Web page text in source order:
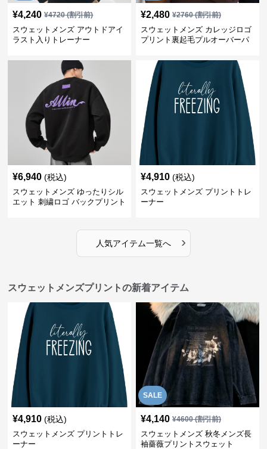
¥4,240 ¥4720(割引前)
スウェットメンズ アウトドアイ
ラスト入りトレーナー
¥2,480 ¥2760(割引前)
スウェットメンズ カレッジロゴ
プリント裏起毛プルオーバーパ
¥6,940 (税込)
スウェットメンズ ゆったりシル
エット 刺繍ロゴ バックプリント
¥4,910 (税込)
スウェットメンズ プリントトレ
ーナー
人気アイテム一覧へ ›
スウェットメンズプリントの新着アイテム
¥4,910 (税込)
スウェットメンズ プリントトレ
ーナー
SALE
¥4,140 ¥4600(割引前)
スウェットメンズ 秋冬メンズ長
袖薔薇プリントスウェット